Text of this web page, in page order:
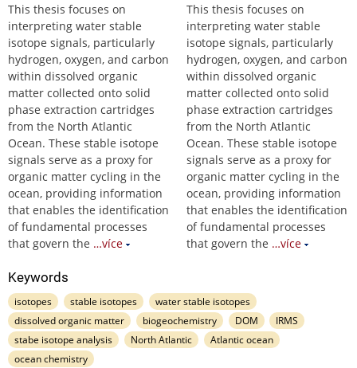
This thesis focuses on
interpreting water stable
isotope signals, particularly
hydrogen, oxygen, and carbon
within dissolved organic
matter collected onto solid
phase extraction cartridges
from the North Atlantic
Ocean. These stable isotope
signals serve as a proxy for
organic matter cycling in the
ocean, providing information
that enables the identification
of fundamental processes
that govern the …více
This thesis focuses on
interpreting water stable
isotope signals, particularly
hydrogen, oxygen, and carbon
within dissolved organic
matter collected onto solid
phase extraction cartridges
from the North Atlantic
Ocean. These stable isotope
signals serve as a proxy for
organic matter cycling in the
ocean, providing information
that enables the identification
of fundamental processes
that govern the …více
Keywords
isotopes stable isotopes
water stable isotopes
dissolved organic matter
biogeochemistry DOM
IRMS
stabe isotope analysis
North Atlantic
Atlantic ocean
ocean chemistry